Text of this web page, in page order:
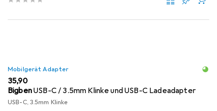
Mobilgerät Adapter
EUR
35,90
BigbenUSB-C / 3.5mm Klinke und USB-C Ladeadapter
USB-C, 3.5mm Klinke